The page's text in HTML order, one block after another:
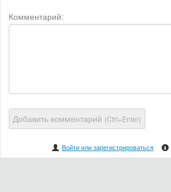
Комментарий:
Добавить комментарий (Ctrl+Enter)
Войти или зарегистрироваться